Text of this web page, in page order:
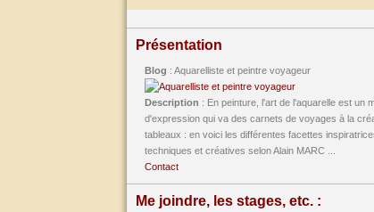
Présentation
Blog : Aquarelliste et peintre voyageur
Description : En peinture, l'art de l'aquarelle est un
d'expression qui va des carnets de voyages à la
tableaux : en voici les différentes facettes
techniques et créatives selon Alain MARC ...
Contact
Me joindre, les stages, etc. :